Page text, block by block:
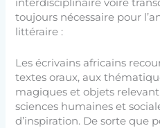
interdisciplinaire voire
toujours nécessaire pour
littéraire :
Les écrivains africains
textes oraux, aux
magiques et objets
sciences humaines et
d’inspiration. De sorte que